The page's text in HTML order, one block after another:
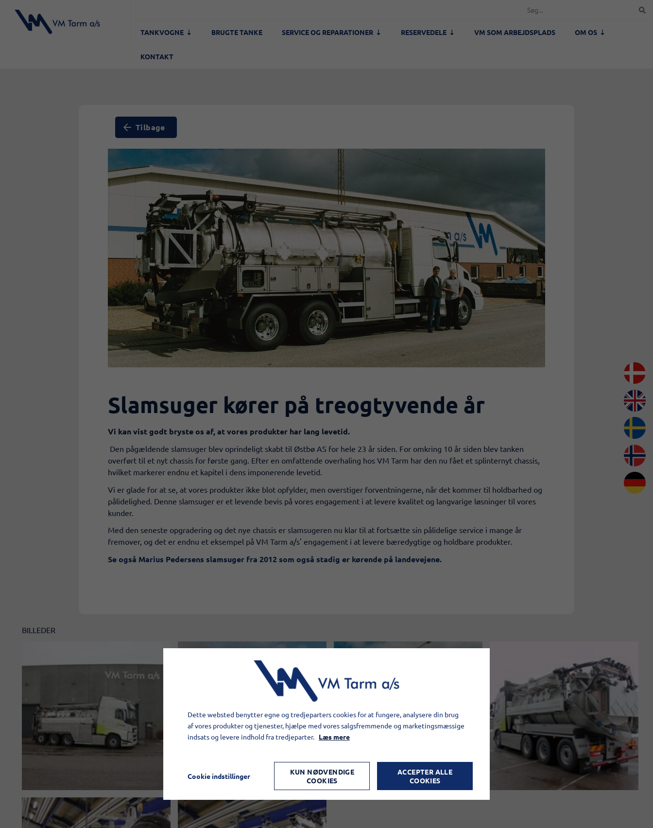
TANKVOGNE BRUGTE TANKE SERVICE OG REPARATIONER RESERVEDELE VM SOM ARBEJDSPLADS OM OS
KONTAKT
Tilbage
Slamsuger kører på treogtyvende år
​Vi kan vist godt bryste os af, at vores produkter har lang levetid.
Den pågældende slamsuger blev oprindeligt skabt til Østbø AS for hele 23 år siden. For omkring 10 år siden blev tanken
overført til et nyt chassis for første gang. Efter en omfattende overhaling hos VM Tarm har den nu fået et splinternyt chassis,
hvilket markerer endnu et kapitel i dens imponerende levetid.
​Vi er glade for at se, at vores produkter ikke blot opfylder, men overstiger forventningerne, når det kommer til holdbarhed og
pålidelighed. Denne slamsuger er et levende bevis på vores engagement i at levere kvalitet og langvarige løsninger til vores
kunder.
​Med den seneste opgradering og det nye chassis er slamsugeren nu klar til at fortsætte sin pålidelige service i mange år
fremover, og det er endnu et eksempel på VM Tarm a/s' engagement i at levere bæredygtige og holdbare produkter.
Se også Marius Pedersens slamsuger fra 2012 som også stadig er kørende på landevejene.
BILLEDER
Dette websted benytter egne og tredjeparters cookies for at fungere, analysere din brug
af vores produkter og tjenester, hjælpe med vores salgsfremmende og marketingsmæssige
indsats og levere indhold fra tredjeparter. Læs mere
Cookie indstillinger
KUN NØDVENDIGE
COOKIES
ACCEPTER ALLE
COOKIES